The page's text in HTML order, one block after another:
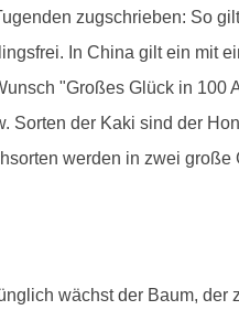
zugschrieben: So
In China gilt ein mit
"Großes Glück in 100
Sorten der Kaki sind der
werden in zwei große
wächst der Baum, der